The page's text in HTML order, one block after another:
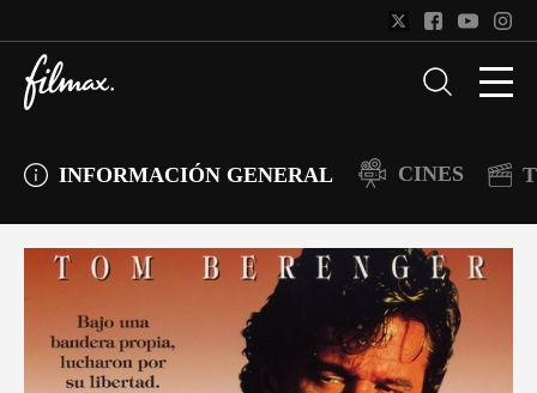
INFORMACIÓN GENERAL CINES